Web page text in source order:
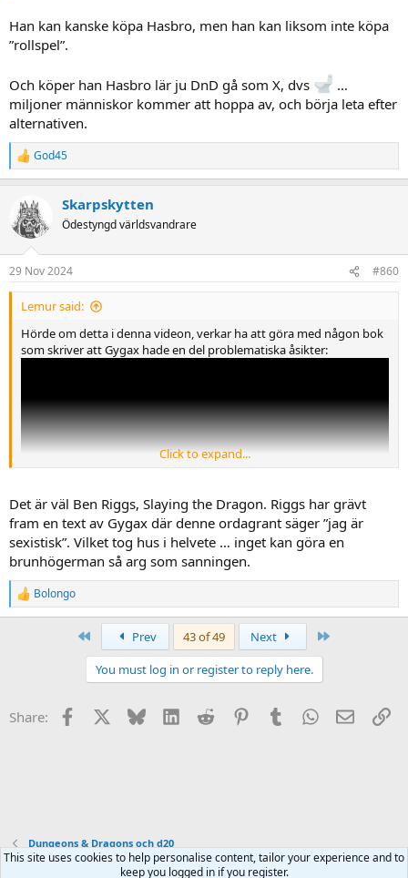
Han kan kanske köpa Hasbro, men han kan liksom inte köpa
”rollspel”.
Och köper han Hasbro lär ju DnD gå som X, dvs
…
miljoner människor kommer att hoppa av, och börja leta efter
alternativen.
R
e
c
t
i
s
:
God45
Skarpskytten
Ödestyngd världsvandrare
29 Nov 2024 #860
Lemur said:
Hörde om detta i denna videon, verkar ha att göra med någon bok
som skriver att Gygax hade en del problematiska åsikter:
Musk asså, när man tänker att man inte kan tycka mer illa om
honom än vad man redan gör så kommer han och motbevisar en.
Gång på gång.
Click to expand...
Det är väl Ben Riggs, Slaying the Dragon. Riggs har grävt
fram en text av Gygax där denne ordagrant säger ”jag är
sexistisk”. Vilket tog hus i helvete … inget kan göra en
brunhögerman så arg som sanningen.
R
e
s
Bolongo
Prev 43 of 49 Next
You must log in or register to reply here.
Share: Facebook Bluesky LinkedInReddit PinterestTumblrWhatsApp
Email
Dungeons & Dragons och d20
This site uses cookies to help personalise content, tailor your experience and to
keep you logged in if you register.